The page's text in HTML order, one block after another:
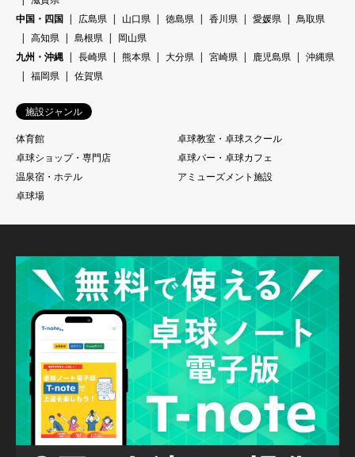
中国・四国
広島県 山口県 徳島県 香川県 愛媛県
鳥取県
高知県
島根県
岡山県
九州・沖縄
長崎県 熊本県 大分県 宮崎県 鹿児島県
沖縄県
福岡県
佐賀県
施設ジャンル
体育館
卓球教室・卓球スクール
卓球ショップ・専門店
卓球バー・卓球カフェ
温泉宿・ホテル
アミューズメント施設
卓球場